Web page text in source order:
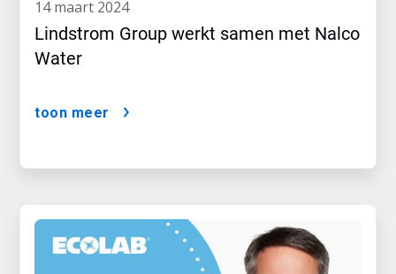
14 maart 2024
Lindstrom Group werkt samen met Nalco
Water
toon meer